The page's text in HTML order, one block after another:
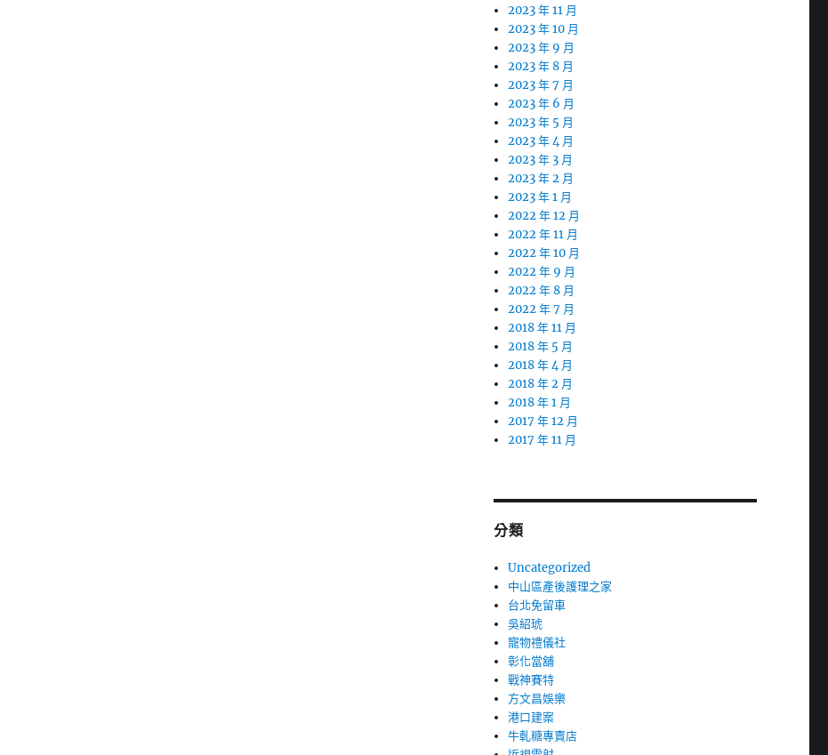
2023 年 11 月
2023 年 10 月
2023 年 9 月
2023 年 8 月
2023 年 7 月
2023 年 6 月
2023 年 5 月
2023 年 4 月
2023 年 3 月
2023 年 2 月
2023 年 1 月
2022 年 12 月
2022 年 11 月
2022 年 10 月
2022 年 9 月
2022 年 8 月
2022 年 7 月
2018 年 11 月
2018 年 5 月
2018 年 4 月
2018 年 2 月
2018 年 1 月
2017 年 12 月
2017 年 11 月
分類
Uncategorized
中山區產後護理之家
台北免留車
吳紹琥
寵物禮儀社
彰化當舖
戰神賽特
方文昌娛樂
港口建案
牛軋糖專賣店